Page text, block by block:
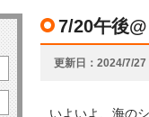
7/20午後
更新日 2024/7/27
いよいよ、海の